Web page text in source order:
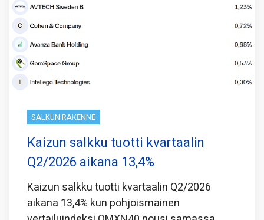
SALKUN RAKENNE
Kaizun salkku tuotti kvartaalin
Q2/2026 aikana 13,4%
Kaizun salkku tuotti kvartaalin Q2/2026
aikana 13,4% kun pohjoismainen